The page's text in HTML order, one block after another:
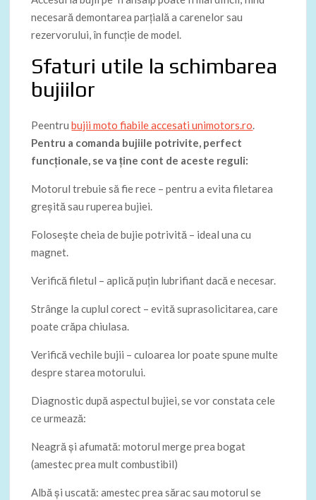
necesară demontarea parțială a carenelor sau
rezervorului, în funcție de model.
Sfaturi utile la schimbarea
bujiilor
Peentrubujii moto fiabile accesati unimotors.ro.
Pentru a comanda bujiile potrivite, perfect
funcționale, se va ține cont de aceste reguli:
Motorul trebuie să fie rece – pentru a evita filetarea
greșită sau ruperea bujiei.
Folosește cheia de bujie potrivită – ideal una cu
magnet.
Verifică filetul – aplică puțin lubrifiant dacă e necesar.
Strânge la cuplul corect – evită suprasolicitarea, care
poate crăpa chiulasa.
Verifică vechile bujii – culoarea lor poate spune multe
despre starea motorului.
Diagnostic după aspectul bujiei, se vor constata cele
ce urmează:
Neagră și afumată: motorul merge prea bogat
(amestec prea mult combustibil)
Albă și uscată: amestec prea sărac sau motorul se